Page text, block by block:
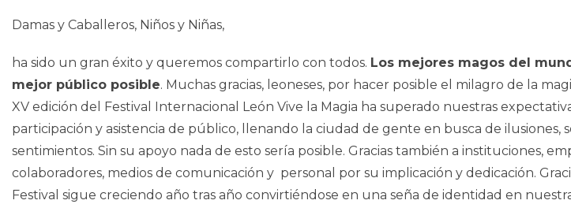
Damas y Caballeros, Niños y Niñas,
ha sido un gran éxito y queremos compartirlo con todos. Los mejores magos del
mejor público posible. Muchas gracias, leoneses, por hacer posible el milagro de la
XV edición del Festival Internacional León Vive la Magia ha superado nuestras
participación y asistencia de público, llenando la ciudad de gente en busca de ilusiones,
sentimientos. Sin su apoyo nada de esto sería posible. Gracias también a instituciones,
colaboradores, medios de comunicación y personal por su implicación y dedicación.
Festival sigue creciendo año tras año convirtiéndose en una seña de identidad en